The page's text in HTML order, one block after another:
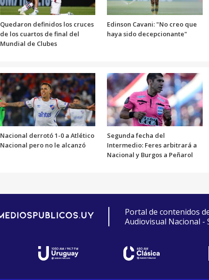
Quedaron definidos los cruces
de los cuartos de final del
Mundial de Clubes
Edinson Cavani: "No creo que
haya sido decepcionante"
Nacional derrotó 1-0 a Atlético
Nacional pero no le alcanzó
Segunda fecha del
Intermedio: Feres arbitrará a
Nacional y Burgos a Peñarol
Portal de contenidos
Audiovisual Nacional -